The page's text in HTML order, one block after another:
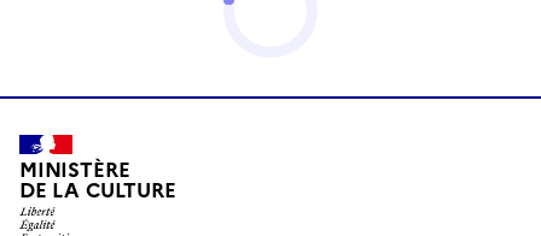
MINISTÈRE
DE LA CULTURE